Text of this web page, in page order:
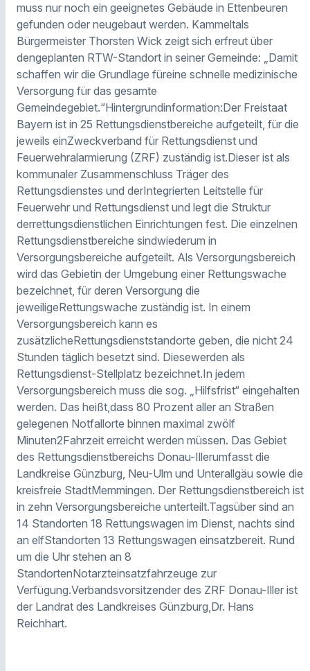
muss nur noch ein geeignetes Gebäude in Ettenbeuren
gefunden oder neugebaut werden. Kammeltals
Bürgermeister Thorsten Wick zeigt sich erfreut über
dengeplanten RTW-Standort in seiner Gemeinde: „Damit
schaffen wir die Grundlage füreine schnelle medizinische
Versorgung für das gesamte
Gemeindegebiet.“Hintergrundinformation:Der Freistaat
Bayern ist in 25 Rettungsdienstbereiche aufgeteilt, für die
jeweils einZweckverband für Rettungsdienst und
Feuerwehralarmierung (ZRF) zuständig ist.Dieser ist als
kommunaler Zusammenschluss Träger des
Rettungsdienstes und derIntegrierten Leitstelle für
Feuerwehr und Rettungsdienst und legt die Struktur
derrettungsdienstlichen Einrichtungen fest. Die einzelnen
Rettungsdienstbereiche sindwiederum in
Versorgungsbereiche aufgeteilt. Als Versorgungsbereich
wird das Gebietin der Umgebung einer Rettungswache
bezeichnet, für deren Versorgung die
jeweiligeRettungswache zuständig ist. In einem
Versorgungsbereich kann es
zusätzlicheRettungsdienststandorte geben, die nicht 24
Stunden täglich besetzt sind. Diesewerden als
Rettungsdienst-Stellplatz bezeichnet.In jedem
Versorgungsbereich muss die sog. „Hilfsfrist“ eingehalten
werden. Das heißt,dass 80 Prozent aller an Straßen
gelegenen Notfallorte binnen maximal zwölf
Minuten2Fahrzeit erreicht werden müssen. Das Gebiet
des Rettungsdienstbereichs Donau-Illerumfasst die
Landkreise Günzburg, Neu-Ulm und Unterallgäu sowie die
kreisfreie StadtMemmingen. Der Rettungsdienstbereich ist
in zehn Versorgungsbereiche unterteilt.Tagsüber sind an
14 Standorten 18 Rettungswagen im Dienst, nachts sind
an elfStandorten 13 Rettungswagen einsatzbereit. Rund
um die Uhr stehen an 8
StandortenNotarzteinsatzfahrzeuge zur
Verfügung.Verbandsvorsitzender des ZRF Donau-Iller ist
der Landrat des Landkreises Günzburg,Dr. Hans
Reichhart.